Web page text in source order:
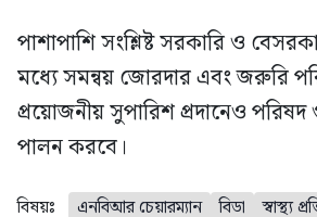
পাশাপাশি সংশ্লিষ্ট সরকারি ও
মধ্যে সমন্বয় জোরদার এবং জরুরি
প্রয়োজনীয় সুপারিশ প্রদানেও পরিষদ
পালন করবে।
বিষয়ঃ এনবিআর চেয়ারম্যান বিডা স্বাস্থ্য